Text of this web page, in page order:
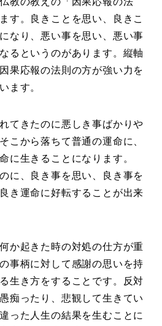
す。良きことを思い、良きこ
なり、悪い事を思い、悪い事
るというのがあります。縦軸
果応報の法則の方が強い力を
ます。
てきたのに悪しき事ばかりや
こから落ちて普通の運命に、
に生きることになります。
に、良き事を思い、良き事を
き運命に好転することが出来
か起きた時の対処の仕方が重
事柄に対して感謝の思いを持
生き方をすることです。反対
痴ったり、悲観して生きてい
った人生の結果を生むことに